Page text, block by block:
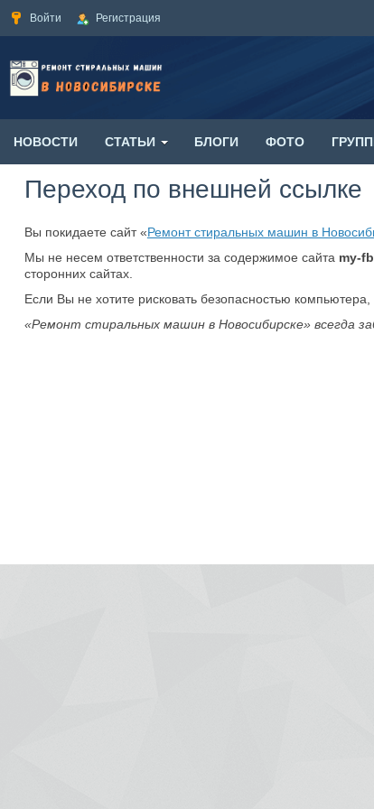
Войти Регистрация
НОВОСТИ СТАТЬИ БЛОГИ ФОТО
Переход по внешней ссылке
Вы покидаете сайт «Ремонт стиральных машин в
Мы не несем ответственности за содержимое сайта my-
сторонних сайтах.
Если Вы не хотите рисковать безопасностью
«Ремонт стиральных машин в Новосибирске» всегда